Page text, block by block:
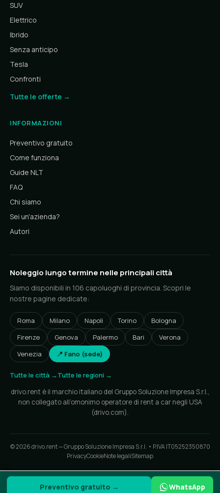
SUV
Elettrico
Ibrido
Senza anticipo
Tesla
Confronti
Tutte le offerte →
INFORMAZIONI
Preventivo gratuito
Come funziona
Guide NLT
FAQ
Chi siamo
Sei un'azienda?
Autori
Noleggio lungo termine nelle principali città
Siamo disponibili in 106 capoluoghi di provincia. Scopri le
nostre pagine dedicate:
Roma Milano Napoli Torino
Bologna
Firenze
Genova Palermo Bari
Verona
Venezia
📍 Fano (sede)
Tutte le città →Tutte le regioni →
drivo.rent è il marchio italiano del Gruppo Soluzione Impresa S.r.l.,
non collegato all’omonimo operatore di rent a car negli USA
(drivo.com).
© 2026 drivo.rent — Gruppo Soluzione Impresa S.r.l. • P.IVA IT05252350870
PrivacyCookieNote legaliSitemap
Preventivo gratuito → WhatsApp